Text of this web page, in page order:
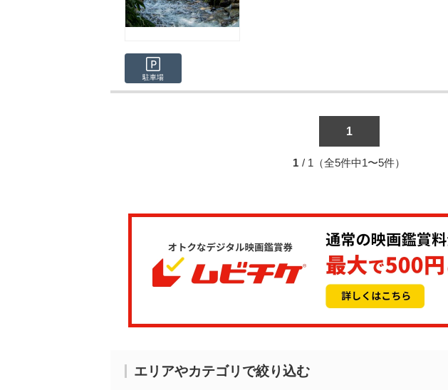
駐車場
1
1 / 1（全5件中1〜5件）
エリアやカテゴリで絞り込む